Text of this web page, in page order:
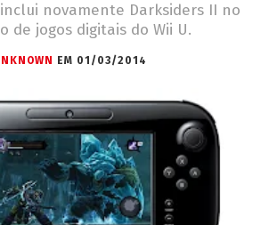
inclui novamente Darksiders II no
de jogos digitais do Wii U.
EM 01/03/2014